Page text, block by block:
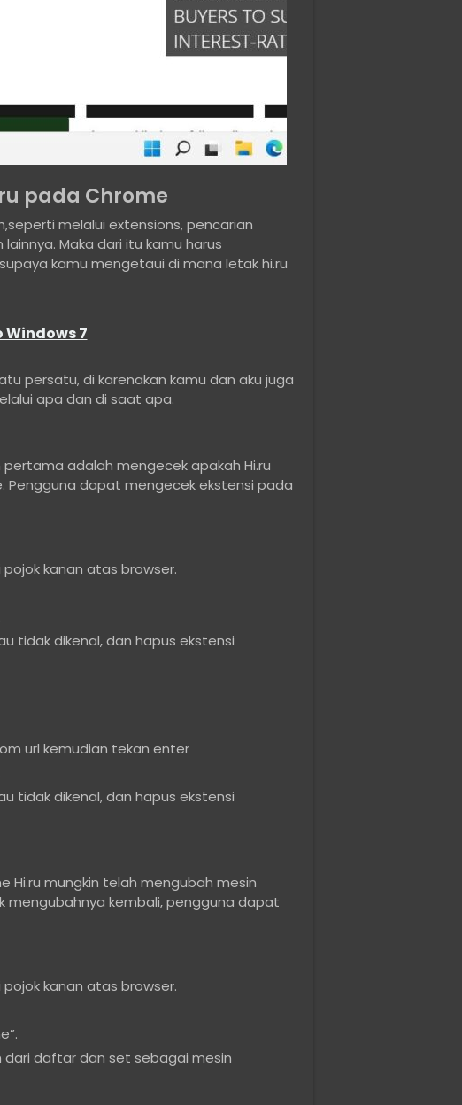
pada Chrome
melalui extensions, pencarian
Maka dari itu kamu harus
kamu mengetaui di mana letak hi.ru
7
persatu, di karenakan kamu dan aku juga
apa dan di saat apa.
pertama adalah mengecek apakah Hi.ru
Pengguna dapat mengecek ekstensi pada
kanan atas browser.
tidak dikenal, dan hapus ekstensi
url kemudian tekan enter
tidak dikenal, dan hapus ekstensi
Hi.ru mungkin telah mengubah mesin
mengubahnya kembali, pengguna dapat
kanan atas browser.
dari daftar dan set sebagai mesin